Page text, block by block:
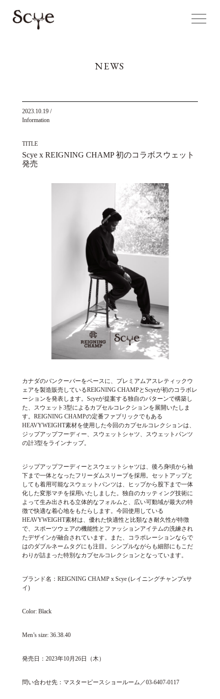
NEWS
2023.10.19/
Information
TITLE
Scye x REIGNING CHAMP 初のコラボスウェット
発売
カナダのバンクーバーをベースに、プレミアムアスレティックウ
ェアを製造販売しているREIGNING CHAMPとScyeが初のコラボレ
ーションを発表します。Scyeが提案する独自のパターンで構築し
た、スウェット3型によるカプセルコレクションを展開いたしま
す。REIGNING CHAMPの定番ファブリックでもある
HEAVYWEIGHT素材を使用した今回のカプセルコレクションは、
ジップアップフーディー、スウェットシャツ、スウェットパンツ
の計3型をラインナップ。
ジップアップフーディーとスウェットシャツは、後ろ身頃から袖
下まで一体となったフリーダムスリーブを採用。セットアップと
しても着用可能なスウェットパンツは、ヒップから股下まで一体
化した変形マチを採用いたしました。独自のカッティング技術に
よって生み出される立体的なフォルムと、広い可動域が最大の特
徴で快適な着心地をもたらします。今回使用している
HEAVYWEIGHT素材は、優れた快適性と比類なき耐久性が特徴
で、スポーツウェアの機能性とファッションアイテムの洗練され
たデザインが融合されています。また、コラボレーションならで
はのダブルネームタグにも注目。シンプルながらも細部にもこだ
わりが詰まった特別なカプセルコレクションとなっています。
ブランド名：REIGNING CHAMP x Scye (レイニングチャンプxサ
イ)
Color: Black
Men’s size: 36.38.40
発売日：2023年10月26日（木）
問い合わせ先：マスターピースショールーム／03-6407-0117